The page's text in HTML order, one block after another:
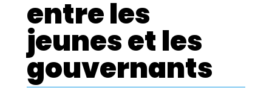
entre les
jeunes et les
gouvernants